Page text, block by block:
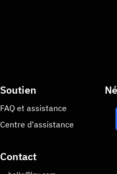
Soutien
FAQ et assistance
Centre d'assistance
Contact